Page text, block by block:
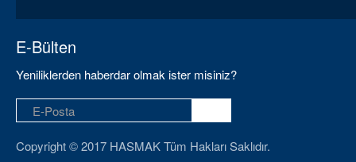
E-Bülten
Yeniliklerden haberdar olmak ister misiniz?
Copyright © 2017 HASMAK Tüm Hakları Saklıdır.